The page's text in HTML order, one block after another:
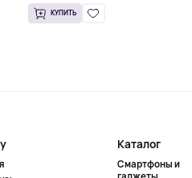
КУПИТЬ
Каталог
Смартфоны и